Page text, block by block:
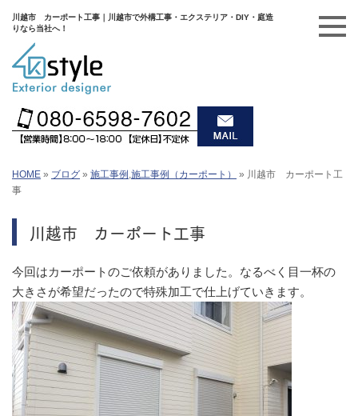
川越市 カーポート工事｜川越市で外構工事・エクステリア・DIY・庭造
りなら当社へ！
HOME » ブログ » 施工事例 ,施工事例（カーポート） » 川越市 カーポート工
事
川越市 カーポート工事
今回はカーポートのご依頼がありました。なるべく目一杯の
大きさが希望だったので特殊加工で仕上げていきます。